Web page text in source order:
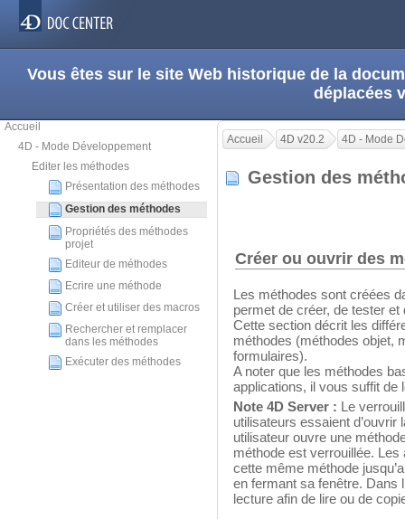
Vous êtes sur le site Web historique de la
déplacées
Accueil
4D - Mode Développement
Editer les méthodes
Présentation des méthodes
Gestion des méthodes
Propriétés des méthodes
projet
Editeur de méthodes
Ecrire une méthode
Créer et utiliser des macros
Rechercher et remplacer
dans les méthodes
Exécuter des méthodes
Accueil 4D v20.2 4D - Mode
Gestion des
Créer ou ouvrir des
Les méthodes sont créées
permet de créer, de tester
Cette section décrit les
méthodes (méthodes objet,
formulaires).
A noter que les méthodes
applications, il vous suffit de
Note 4D Server : Le
utilisateurs essaient
utilisateur ouvre une
méthode est verrouillée.
cette même méthode
en fermant sa fenêtre. Dans
lecture afin de lire ou de